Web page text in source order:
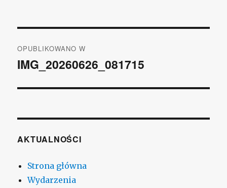
wpisu
OPUBLIKOWANO W
IMG_20260626_081715
AKTUALNOŚCI
Strona główna
Wydarzenia